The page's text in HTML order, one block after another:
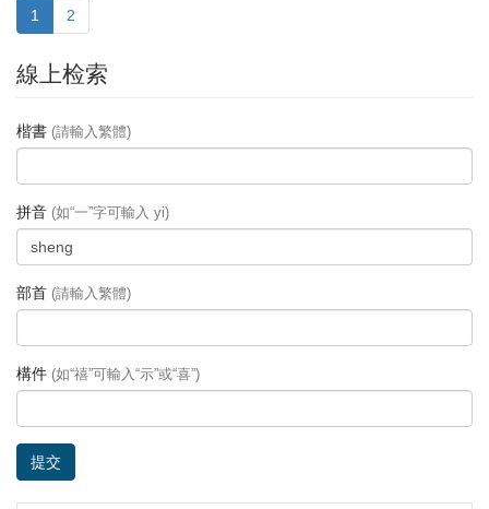
1 2
線上检索
楷書 (請輸入繁體)
拼音 (如“一”字可輸入 yi)
部首 (請輸入繁體)
構件 (如“禧”可輸入“示”或“喜”)
提交